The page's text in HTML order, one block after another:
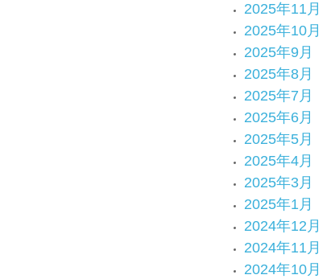
2025年11月
2025年10月
2025年9月
2025年8月
2025年7月
2025年6月
2025年5月
2025年4月
2025年3月
2025年1月
2024年12月
2024年11月
2024年10月